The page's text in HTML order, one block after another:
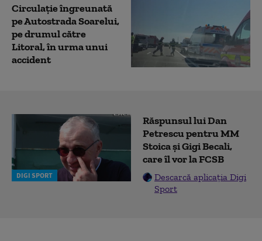
Circulație îngreunată
pe Autostrada Soarelui,
pe drumul către
Litoral, în urma unui
accident
DIGI SPORT
Răspunsul lui Dan
Petrescu pentru MM
Stoica și Gigi Becali,
care îl vor la FCSB
Descarcă aplicația Digi
Sport